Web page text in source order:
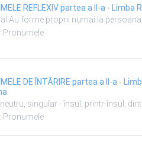
Pronumele
DE ÎNTĂRIRE partea a II-a - Limba Romana Admitere Scoala
Pronumele